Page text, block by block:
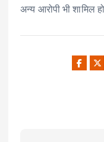
अन्य आरोपी भी शामिल